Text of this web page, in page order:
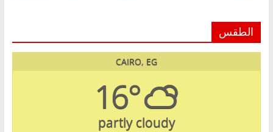
الطقس
CAIRO, EG
16°
partly cloudy